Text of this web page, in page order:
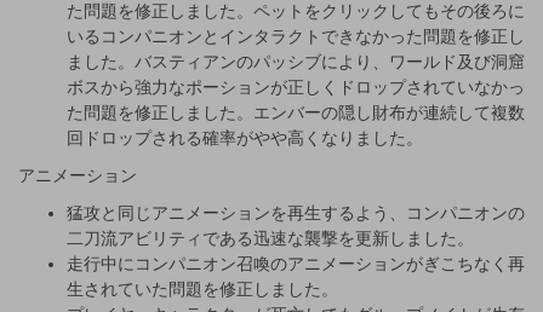
た問題を修正しました。ペットをクリックしてもその後ろに
いるコンパニオンとインタラクトできなかった問題を修正し
ました。バスティアンのパッシブにより、ワールド及び洞窟
ボスから強力なポーションが正しくドロップされていなかっ
た問題を修正しました。エンバーの隠し財布が連続して複数
回ドロップされる確率がやや高くなりました。
アニメーション
猛攻と同じアニメーションを再生するよう、コンパニオンの
二刀流アビリティである迅速な襲撃を更新しました。
走行中にコンパニオン召喚のアニメーションがぎこちなく再
生されていた問題を修正しました。